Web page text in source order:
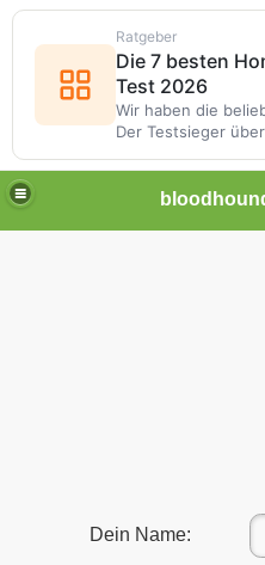
Dein Name:
Ratgeber
Die 7 besten
Test 2026
Wir haben die
Der Testsieger